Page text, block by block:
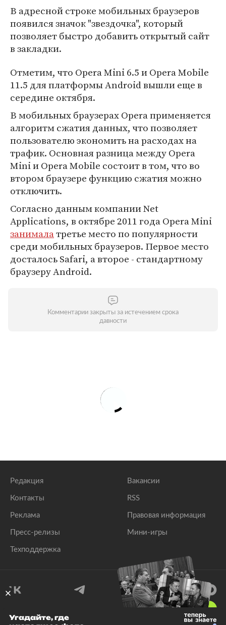
В адресной строке мобильных браузеров
появился значок "звездочка", который
позволяет быстро добавить открытый сайт
в закладки.
Отметим, что Opera Mini 6.5 и Opera Mobile
11.5 для платформы Android вышли еще в
середине октября.
В мобильных браузерах Opera применяется
алгоритм сжатия данных, что позволяет
пользователю экономить на расходах на
трафик. Основная разница между Opera
Mini и Opera Mobile состоит в том, что во
втором браузере функцию сжатия можно
отключить.
Согласно данным компании Net
Applications, в октябре 2011 года Opera Mini
занималатретье место по популярности
среди мобильных браузеров. Первое место
досталось Safari, а второе - стандартному
браузеру Android.
Комментарии закрыты за истечением срока
давности
Редакция
Контакты
Реклама
Пресс-релизы
Техподдержка
Вакансии
RSS
Правовая информация
Мини-игры
Угадайте, где